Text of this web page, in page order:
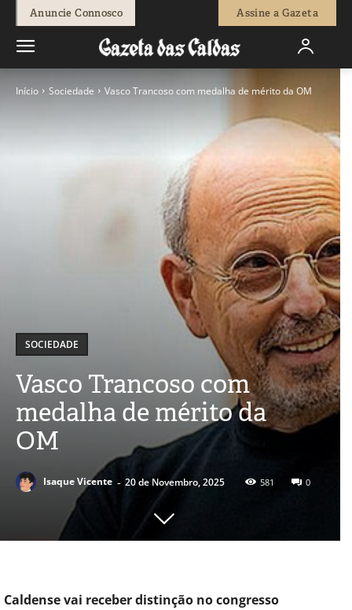
Anuncie Connosco Assine a Gazeta
Início Sociedade Vasco Trancoso com medalha de mérito da OM
SOCIEDADE
Vasco Trancoso com
medalha de mérito da
OM
Isaque Vicente - 20 de Novembro, 2025 581 0
Caldense vai receber distinção no congresso